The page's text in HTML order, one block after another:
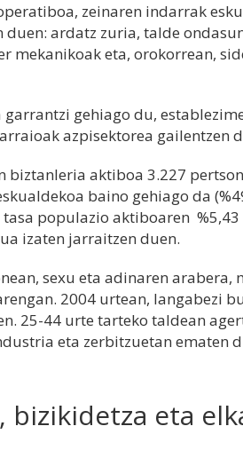
zeinaren indarrak
duen: ardatz zuria, talde
mekanikoak eta, orokorrean,
gehiago du,
azpisektorea gailentzen
biztanleria aktiboa 3.227
baino gehiago da
populazio aktiboaren
izaten jarraitzen duen.
sexu eta adinaren arabera,
2004 urtean, langabezi
25-44 urte tarteko taldean
eta zerbitzuetan ematen
bizikidetza eta